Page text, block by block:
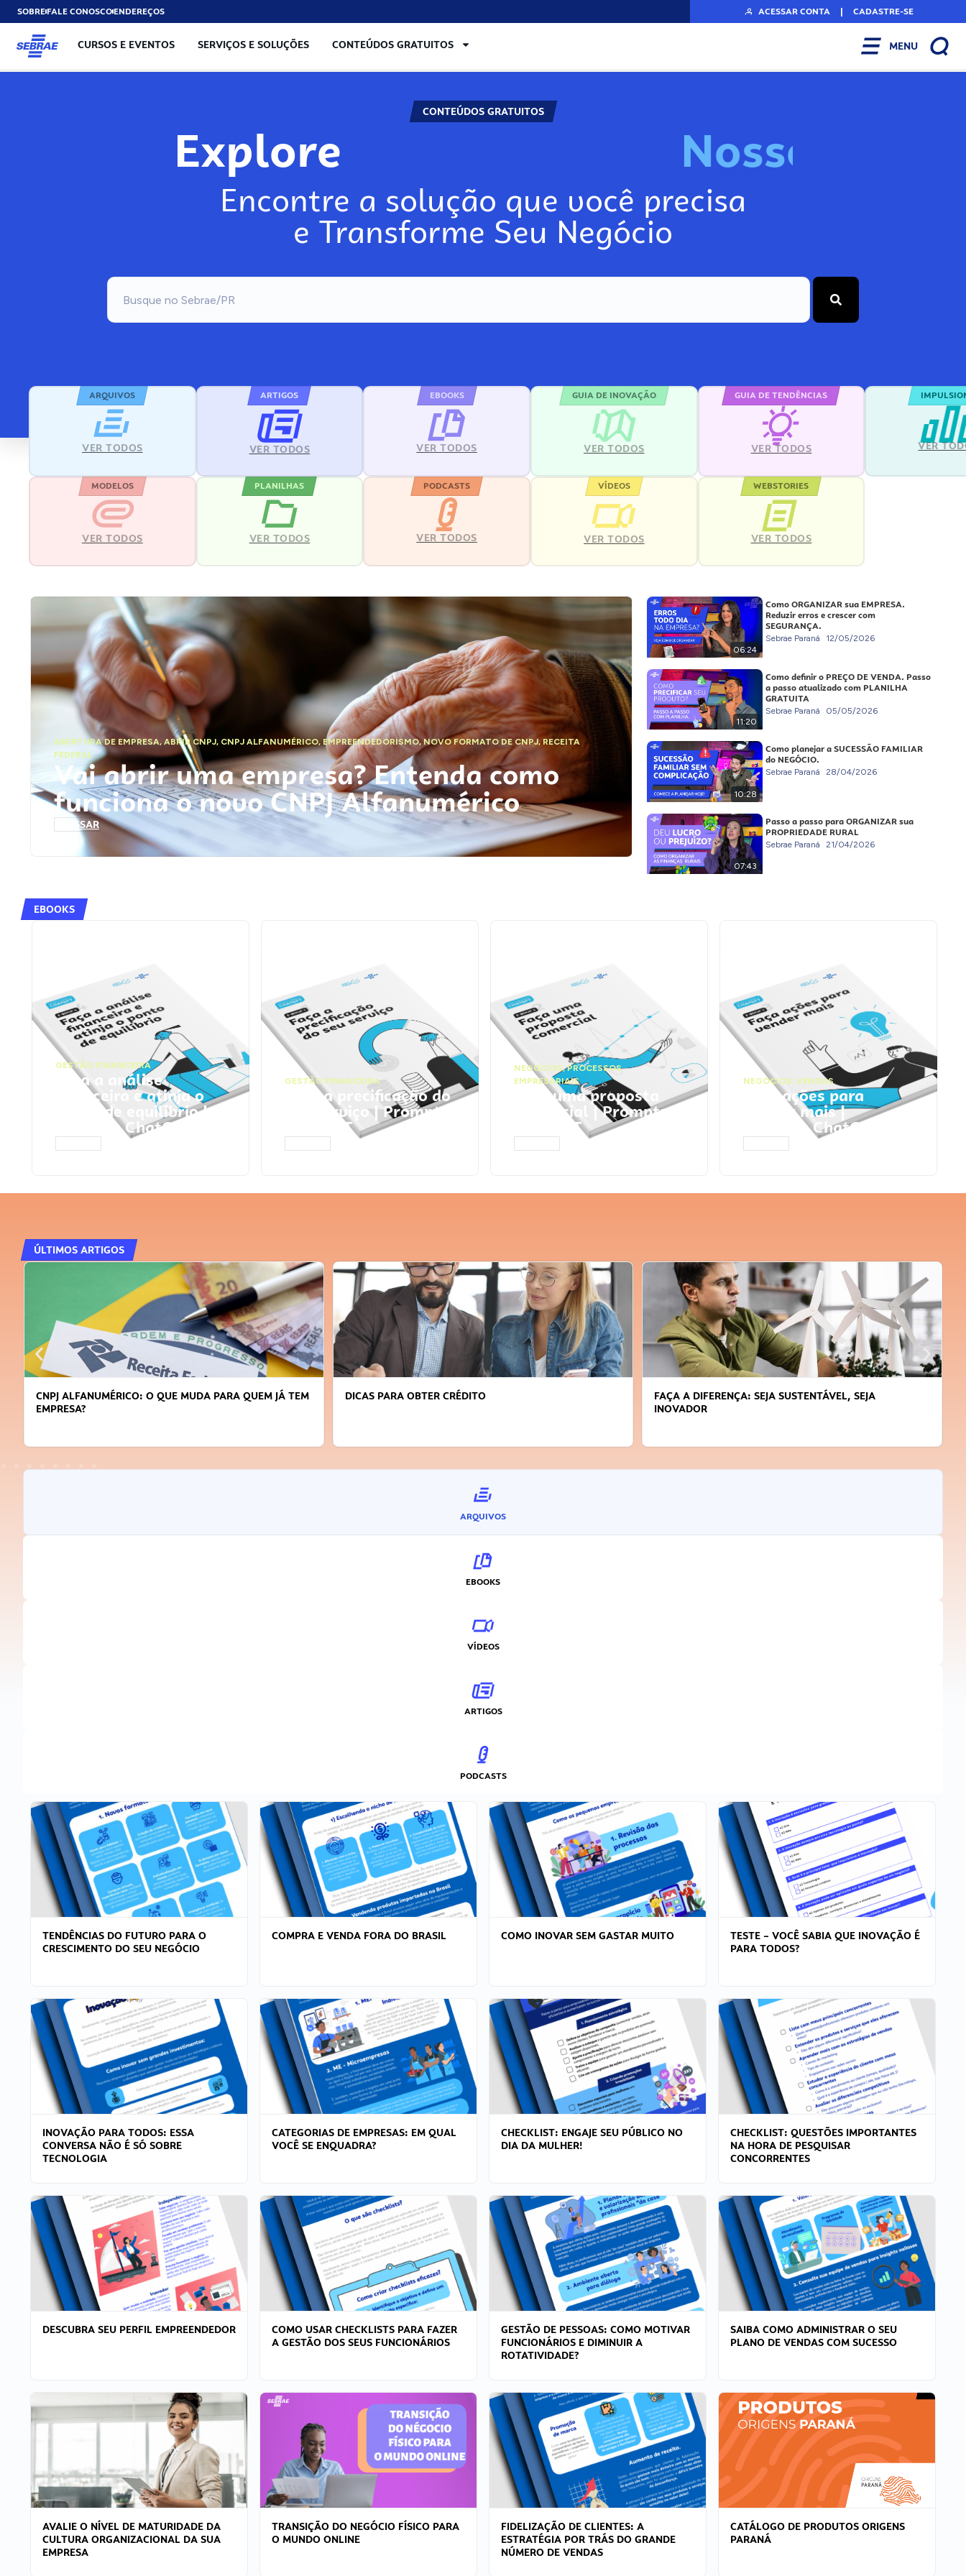
SOBREFALE CONOSCOENDEREÇOS ACESSAR CONTA | CADASTRE-SE
CURSOS E EVENTOS SERVIÇOS E SOLUÇÕES CONTEÚDOS GRATUITOS MENU
CONTEÚDOS GRATUITOS
Explore Nosso
Encontre a solução que você precisa
e Transforme Seu Negócio
ARQUIVOS
VER TODOS
ARTIGOS
VER TODOS
EBOOKS
VER TODOS
GUIA DE INOVAÇÃO
VER TODOS
GUIA DE TENDÊNCIAS
VER TODOS VER
MODELOS
VER TODOS
PLANILHAS
VER TODOS
PODCASTS
VER TODOS
VÍDEOS
VER TODOS
WEBSTORIES
VER TODOS
ABERTURA DE EMPRESA,ABRIR CNPJ, CNPJ ALFANUMÉRICO, EMPREENDEDORISMO,NOVO FORMATO DE CNPJ,RECEITA
FEDERAL
Vai abrir uma empresa? Entenda como
funciona o novo CNPJ Alfanumérico
ACESSAR
06:24
Como ORGANIZAR sua EMPRESA.
Reduzir erros e crescer com
SEGURANÇA.
Sebrae Paraná 12/05/2026
11:20
Como definir o PREÇO DE VENDA. Passo
a passo atualizado com PLANILHA
GRATUITA
Sebrae Paraná 05/05/2026
10:28
Como planejar a SUCESSÃO FAMILIAR
do NEGÓCIO.
Sebrae Paraná 28/04/2026
07:43
Passo a passo para ORGANIZAR sua
PROPRIEDADE RURAL
Sebrae Paraná 21/04/2026
EBOOKS
GESTÃO FINANCEIRA
Faça a análise
financeira e atinja o
ponto de equilíbrio |
Prompts ChatGPT
GESTÃO FINANCEIRA
Faça a precificação do
seu serviço | Prompts
ChatGPT
NEGÓCIOS,PROCESSOS
EMPRESARIAIS
Faça uma proposta
comercial | Prompts
ChatGPT
NEGÓCIOS, VENDAS
Faça ações para
vender mais |
Prompts ChatGPT
ÚLTIMOS ARTIGOS
CNPJ ALFANUMÉRICO: O QUE MUDA PARA QUEM JÁ TEM
EMPRESA?
DICAS PARA OBTER CRÉDITO
FAÇA A DIFERENÇA: SEJA SUSTENTÁVEL, SEJA
INOVADOR
ARQUIVOS
EBOOKS
VÍDEOS
ARTIGOS
PODCASTS
TENDÊNCIAS DO FUTURO PARA O
CRESCIMENTO DO SEU NEGÓCIO
COMPRA E VENDA FORA DO BRASIL COMO INOVAR SEM GASTAR MUITO
TESTE – VOCÊ SABIA QUE INOVAÇÃO É
PARA TODOS?
INOVAÇÃO PARA TODOS: ESSA
CONVERSA NÃO É SÓ SOBRE
TECNOLOGIA
CATEGORIAS DE EMPRESAS: EM QUAL
VOCÊ SE ENQUADRA?
CHECKLIST: ENGAJE SEU PÚBLICO NO
DIA DA MULHER!
CHECKLIST: QUESTÕES IMPORTANTES
NA HORA DE PESQUISAR
CONCORRENTES
DESCUBRA SEU PERFIL EMPREENDEDOR
COMO USAR CHECKLISTS PARA FAZER
A GESTÃO DOS SEUS FUNCIONÁRIOS
GESTÃO DE PESSOAS: COMO MOTIVAR
FUNCIONÁRIOS E DIMINUIR A
ROTATIVIDADE?
SAIBA COMO ADMINISTRAR O SEU
PLANO DE VENDAS COM SUCESSO
AVALIE O NÍVEL DE MATURIDADE DA
CULTURA ORGANIZACIONAL DA SUA
EMPRESA
TRANSIÇÃO DO NEGÓCIO FÍSICO PARA
O MUNDO ONLINE
FIDELIZAÇÃO DE CLIENTES: A
ESTRATÉGIA POR TRÁS DO GRANDE
NÚMERO DE VENDAS
CATÁLOGO DE PRODUTOS ORIGENS
PARANÁ